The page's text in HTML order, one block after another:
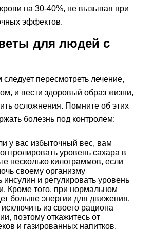
на 30-40%, не вызывая при
эффектов.
для людей с
пересмотреть лечение,
и вести здоровый образ жизни,
осложнения. Помните об этих
болезнь под контролем:
у вас избыточный вес, вам
уровень сахара в
несколько килограммов, если
своему организму
и регулировать уровень
Кроме того, при нормальном
больше энергии для движения.
из своего рациона
поэтому откажитесь от
и газированных напитков.